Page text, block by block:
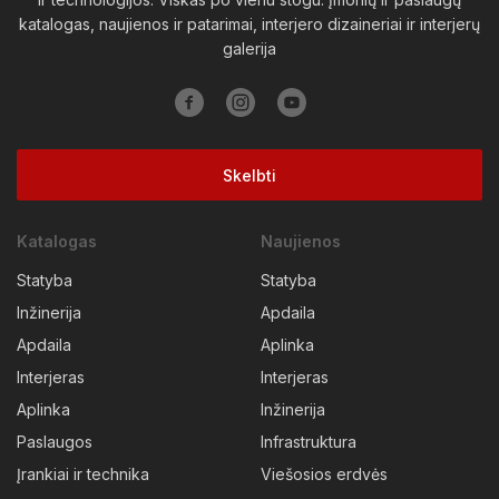
Visagino sav.
katalogas, naujienos ir patarimai, interjero dizaineriai ir interjerų
galerija
Skelbti
Katalogas
Statyba
Inžinerija
Apdaila
Interjeras
Aplinka
Paslaugos
Įrankiai ir technika
Naujienos
Statyba
Apdaila
Aplinka
Interjeras
Inžinerija
Infrastruktura
Viešosios erdvės